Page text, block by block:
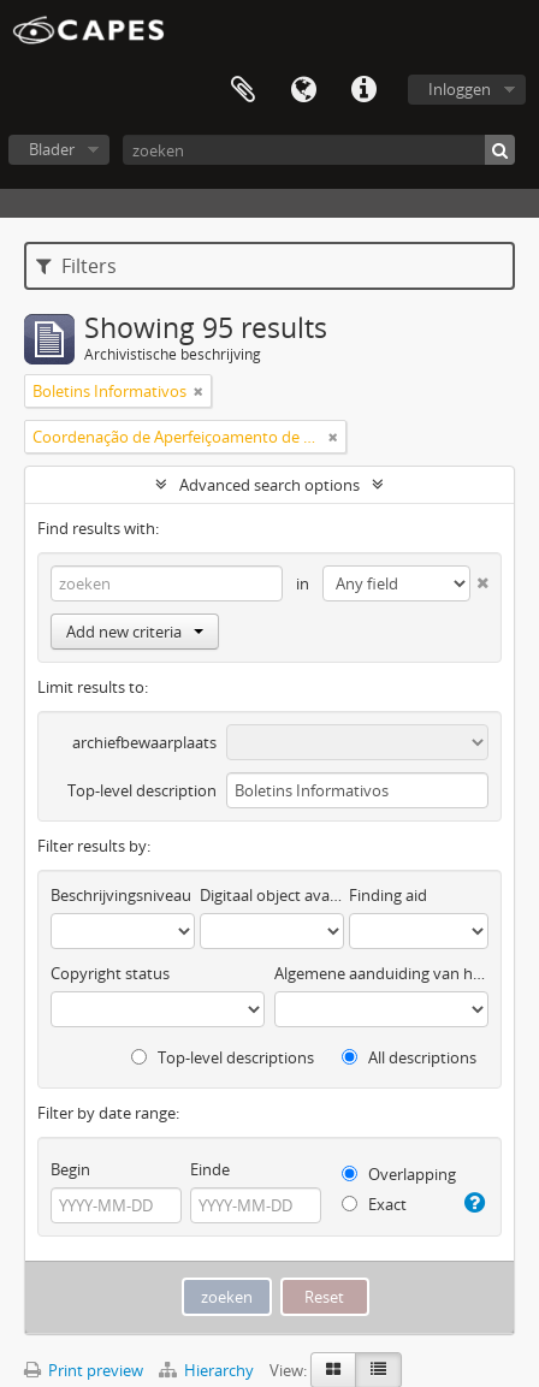
Inloggen
Blader
Filters
Showing 95 results
Archivistische beschrijving
Boletins Informativos
Coordenação de Aperfeiçoamento de Pessoal de Nível Superior (CAPES)
Advanced search options
Find results with:
in
Add new criteria
Limit results to:
archiefbewaarplaats
Top-level description
Filter results by:
Beschrijvingsniveau Digitaal object available Finding aid
Copyright status Algemene aanduiding van het materiaal
Top-level descriptions All descriptions
Filter by date range:
Begin Einde
Overlapping
Exact
Print preview Hierarchy
View: